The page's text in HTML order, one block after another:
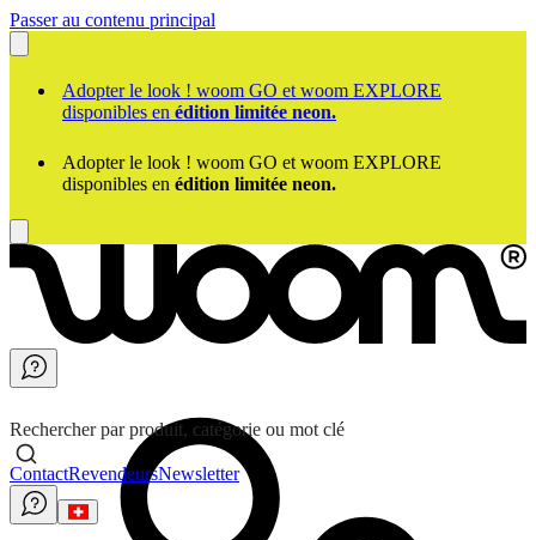
Passer au contenu principal
Adopter le look ! woom GO et woom EXPLORE
disponibles en édition limitée neon.
Adopter le look ! woom GO et woom EXPLORE
disponibles en édition limitée neon.
Rechercher par produit, catégorie ou mot clé
ContactRevendeursNewsletter